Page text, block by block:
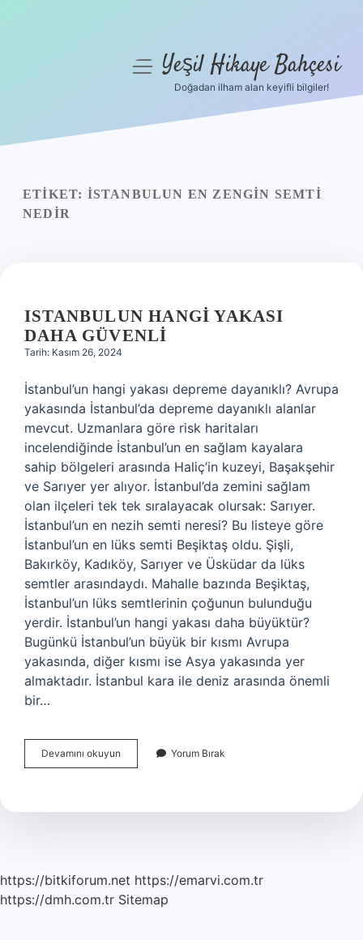
Yasal Uyarı
menüyüYeşil Hikaye Bahçesi
Doğadan ilham alan keyifli bilgiler!
ETIKET: İSTANBULUN EN ZENGIN SEMTI
NEDIR
ISTANBULUN HANGI YAKASI
DAHA GÜVENLI
Tarih: Kasım 26, 2024
İstanbul’un hangi yakası depreme dayanıklı? Avrupa
yakasında İstanbul’da depreme dayanıklı alanlar
mevcut. Uzmanlara göre risk haritaları
incelendiğinde İstanbul’un en sağlam kayalara
sahip bölgeleri arasında Haliç’in kuzeyi, Başakşehir
ve Sarıyer yer alıyor. İstanbul’da zemini sağlam
olan ilçeleri tek tek sıralayacak olursak: Sarıyer.
İstanbul’un en nezih semti neresi? Bu listeye göre
İstanbul’un en lüks semti Beşiktaş oldu. Şişli,
Bakırköy, Kadıköy, Sarıyer ve Üsküdar da lüks
semtler arasındaydı. Mahalle bazında Beşiktaş,
İstanbul’un lüks semtlerinin çoğunun bulunduğu
yerdir. İstanbul’un hangi yakası daha büyüktür?
Bugünkü İstanbul’un büyük bir kısmı Avrupa
yakasında, diğer kısmı ise Asya yakasında yer
almaktadır. İstanbul kara ile deniz arasında önemli
bir…
Devamını okuyun Istanbulun
Hangi
Güvenli
Yorum Bırak
https://bitkiforum.net https://emarvi.com.tr
https://dmh.com.tr Sitemap